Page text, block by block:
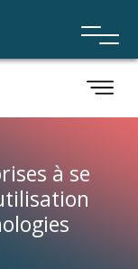
à se